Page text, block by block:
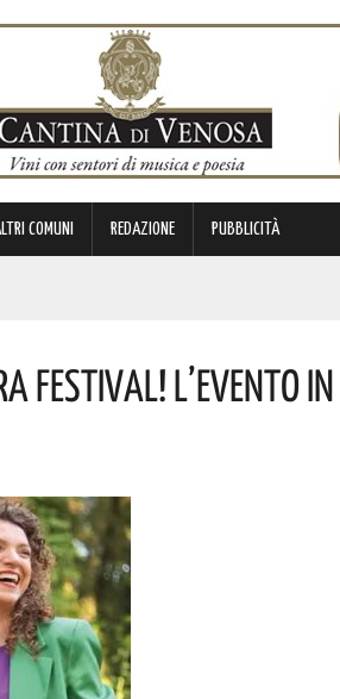
COMUNI REDAZIONE PUBBLICITÀ
ESPERIENZE E RELAZIONI MATURATE IN ITALIA E ALL’ESTERO.
L’evento In